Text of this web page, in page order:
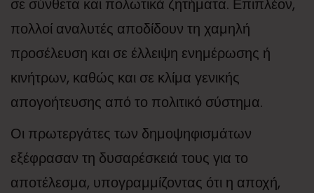
σε σύνθετα και πολωτικά ζητήματα. Επιπλέον,
πολλοί αναλυτές αποδίδουν τη χαμηλή
προσέλευση και σε έλλειψη ενημέρωσης ή
κινήτρων, καθώς και σε κλίμα γενικής
απογοήτευσης από το πολιτικό σύστημα.
Οι πρωτεργάτες των δημοψηφισμάτων
εξέφρασαν τη δυσαρέσκειά τους για το
αποτέλεσμα, υπογραμμίζοντας ότι η αποχή,